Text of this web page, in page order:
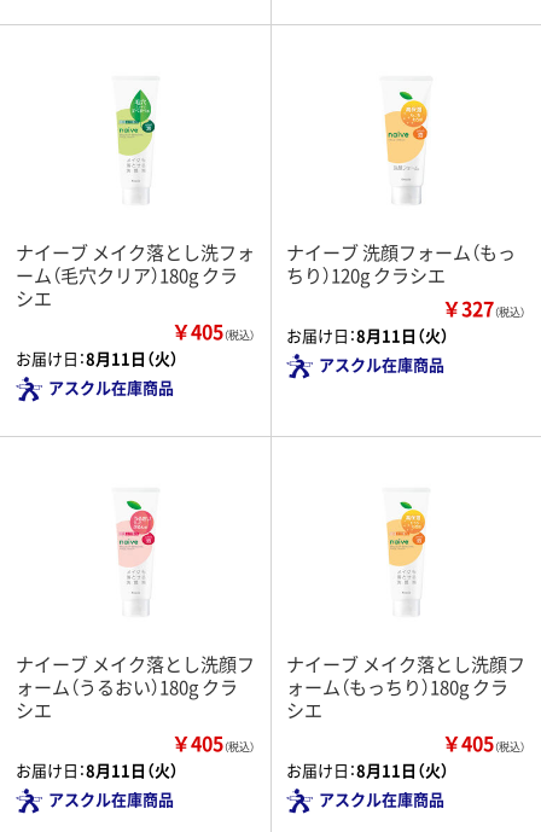
ナイーブ メイク落とし洗フォ
ーム（毛穴クリア）180g クラ
シエ
￥405（税込）
お届け日：8月11日（火）
アスクル在庫商品
ナイーブ 洗顔フォーム（もっ
ちり）120g クラシエ
￥327（税込）
お届け日：8月11日（火）
アスクル在庫商品
ナイーブ メイク落とし洗顔フ
ォーム（うるおい）180g クラ
シエ
￥405（税込）
お届け日：8月11日（火）
アスクル在庫商品
ナイーブ メイク落とし洗顔フ
ォーム（もっちり）180g クラ
シエ
￥405（税込）
お届け日：8月11日（火）
アスクル在庫商品